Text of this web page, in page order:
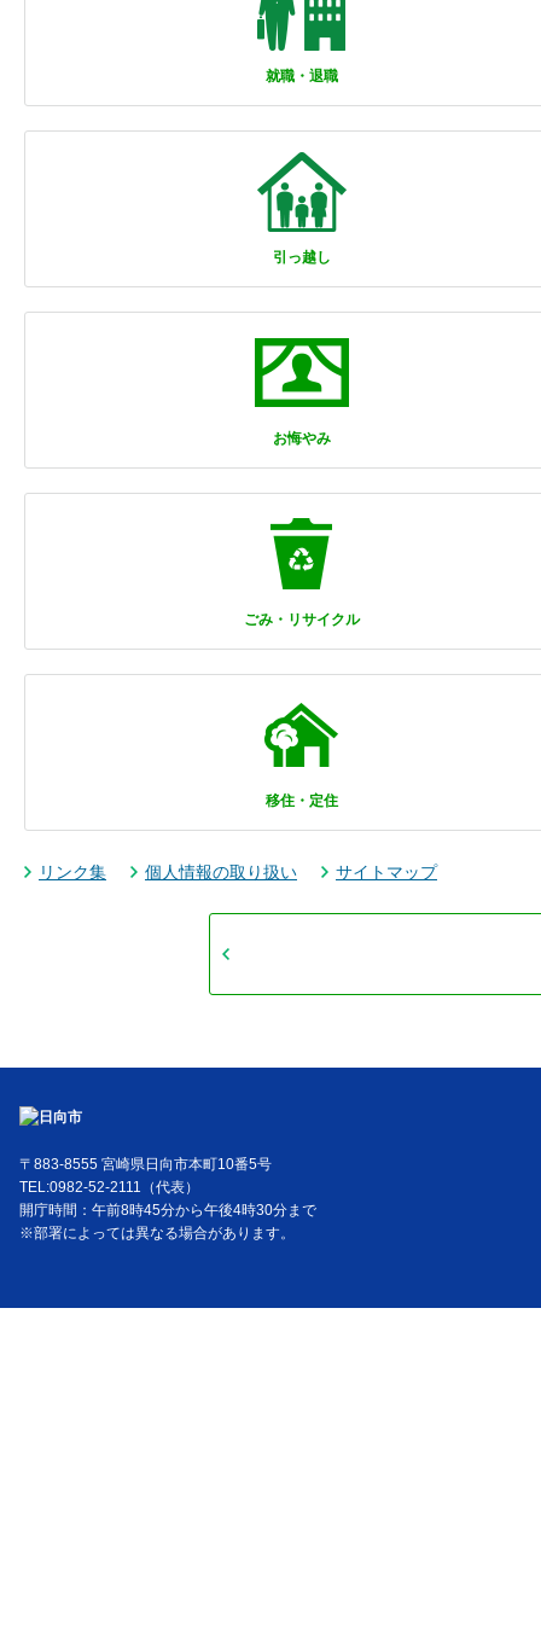
就職・退職
引っ越し
お悔やみ
ごみ・リサイクル
移住・定住
リンク集 個人情報の取り扱い サイトマップ
〒883-8555 宮崎県日向市本町10番5号
TEL:0982-52-2111（代表）
開庁時間：午前8時45分から午後4時30分まで
※部署によっては異なる場合があります。